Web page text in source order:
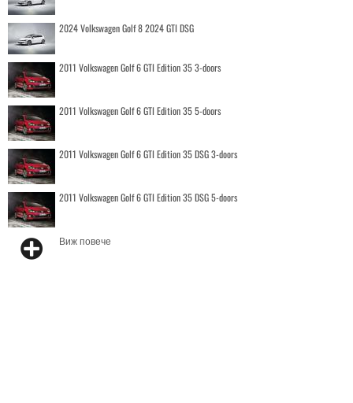
2024 Volkswagen Golf 8 2024 GTI DSG
2011 Volkswagen Golf 6 GTI Edition 35 3-doors
2011 Volkswagen Golf 6 GTI Edition 35 5-doors
2011 Volkswagen Golf 6 GTI Edition 35 DSG 3-doors
2011 Volkswagen Golf 6 GTI Edition 35 DSG 5-doors
Виж повече